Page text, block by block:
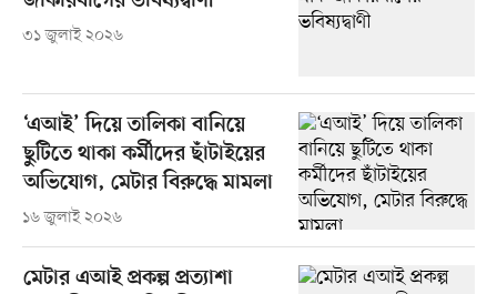
৩১ জুলাই ২০২৬
‘এআই’ দিয়ে তালিকা বানিয়ে
ছুটিতে থাকা কর্মীদের ছাঁটাইয়ের
অভিযোগ, মেটার বিরুদ্ধে মামলা
১৬ জুলাই ২০২৬
মেটার এআই প্রকল্প প্রত্যাশা